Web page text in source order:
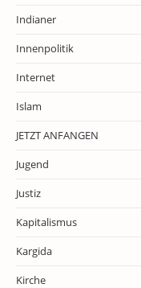
Indianer
Innenpolitik
Internet
Islam
JETZT ANFANGEN
Jugend
Justiz
Kapitalismus
Kargida
Kirche